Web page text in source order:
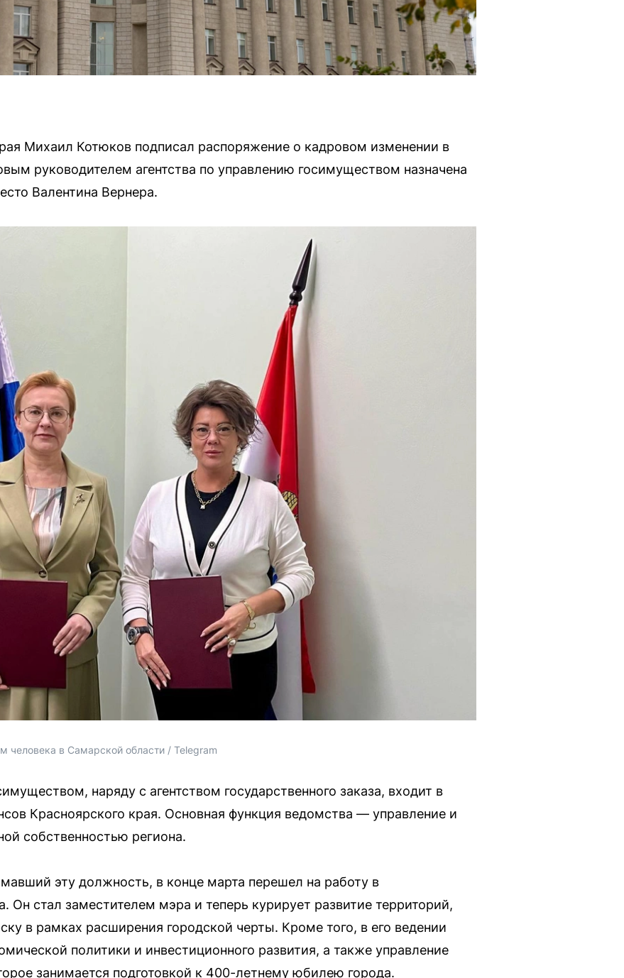
Михаил Котюков подписал распоряжение о кадровом изменении в
руководителем агентства по управлению госимуществом назначена
Валентина Вернера.
человека в Самарской области / Telegram
наряду с агентством государственного заказа, входит в
Красноярского края. Основная функция ведомства — управление и
собственностью региона.
эту должность, в конце марта перешел на работу в
Он стал заместителем мэра и теперь курирует развитие территорий,
в рамках расширения городской черты. Кроме того, в его ведении
политики и инвестиционного развития, а также управление
занимается подготовкой к 400-летнему юбилею города.